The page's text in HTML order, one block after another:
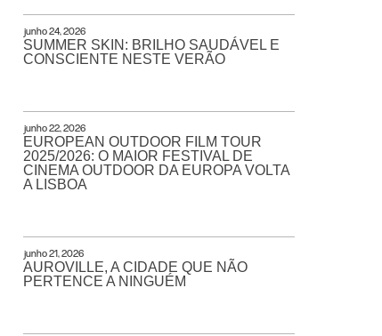
junho 24, 2026
SUMMER SKIN: BRILHO SAUDÁVEL E
CONSCIENTE NESTE VERÃO
junho 22, 2026
EUROPEAN OUTDOOR FILM TOUR
2025/2026: O MAIOR FESTIVAL DE
CINEMA OUTDOOR DA EUROPA VOLTA
A LISBOA
junho 21, 2026
AUROVILLE, A CIDADE QUE NÃO
PERTENCE A NINGUÉM